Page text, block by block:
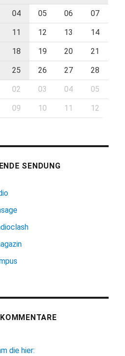
04 05 06 07
11 12 13 14
18 19 20 21
25 26 27 28
02 03 04 05
09 10 11 12
SENDUNG
die hier: